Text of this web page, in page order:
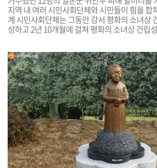
지역 내 여러 시민사회단체와 시민들이 힘을 합
계 시민사회단체는 그동안 강서 평화의 소녀상
성하고 2년 10개월에 걸쳐 평화의 소녀상 건립